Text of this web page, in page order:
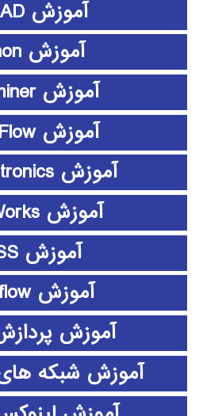
آموزش PSCAD
آموزش python
آموزش rapidminer
آموزش ShowFlow
آموزش SimElectronics
آموزش SolidWorks
آموزش SPSS
آموزش stateflow
آموزش
آموزش شبکه